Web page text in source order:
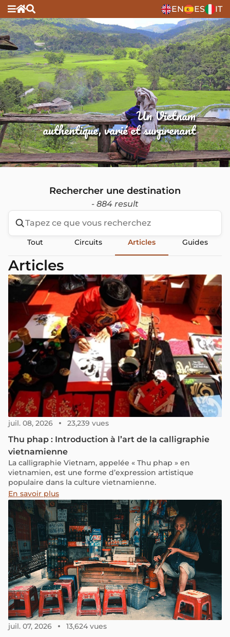
EN ES IT
Un Vietnam
authentique, varié et surprenant
Rechercher une destination
- 884 result
Tout Circuits Articles Guides
Articles
juil. 08, 2026 23,239 vues
Thu phap : Introduction à l’art de la calligraphie
vietnamienne
La calligraphie Vietnam, appelée « Thu phap » en
vietnamien, est une forme d’expression artistique
populaire dans la culture vietnamienne.
En savoir plus
juil. 07, 2026 13,624 vues